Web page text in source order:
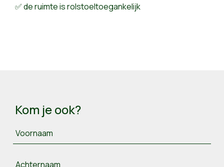
✅ de ruimte is rolstoeltoegankelijk
Kom je ook?
Voornaam
Achternaam